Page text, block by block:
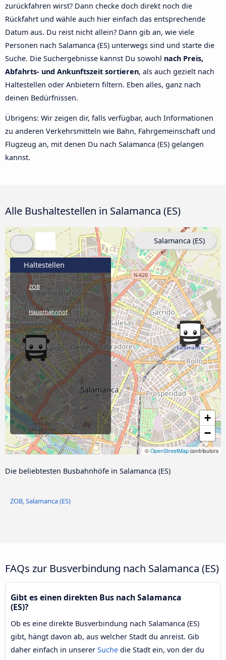
zurückfahren wirst? Dann checke doch direkt noch die
Rückfahrt und wähle auch hier einfach das entsprechende
Datum aus. Du reist nicht allein? Dann gib an, wie viele
Personen nach Salamanca (ES) unterwegs sind und starte die
Suche. Die Suchergebnisse kannst Du sowohl nach Preis,
Abfahrts- und Ankunftszeit sortieren, als auch gezielt nach
Haltestellen oder Anbietern filtern. Eben alles, ganz nach
deinen Bedürfnissen.
Übrigens: Wir zeigen dir, falls verfügbar, auch Informationen
zu anderen Verkehrsmitteln wie Bahn, Fahrgemeinschaft und
Flugzeug an, mit denen Du nach Salamanca (ES) gelangen
kannst.
Alle Bushaltestellen in Salamanca (ES)
+
−
© OpenStreetMapcontributors
Haltestellen
ZOB
Hauptbahnhof
Salamanca (ES)
Die beliebtesten Busbahnhöfe in Salamanca (ES)
ZOB, Salamanca (ES)
FAQs zur Busverbindung nach Salamanca (ES)
Gibt es einen direkten Bus nach Salamanca
(ES)?
Ob es eine direkte Busverbindung nach Salamanca (ES)
gibt, hängt davon ab, aus welcher Stadt du anreist. Gib
daher einfach in unserer Suche die Stadt ein, von der du